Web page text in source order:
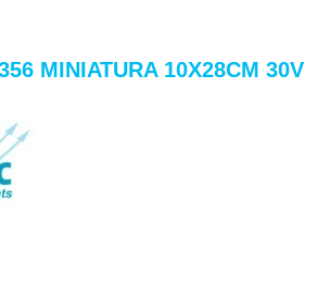
MINIATURA 10X28CM 30V